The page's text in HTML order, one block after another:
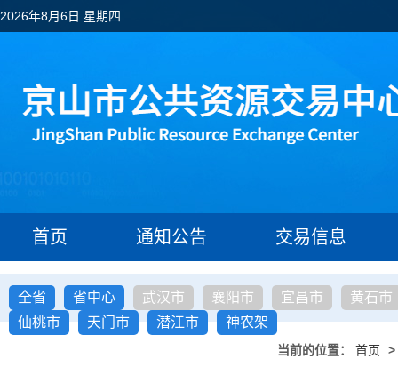
2026年8月6日 星期四
首页 通知公告 交易信息
全省 省中心 武汉市 襄阳市 宜昌市
黄石市
仙桃市
天门市 潜江市 神农架
当前的位置： 首页 >